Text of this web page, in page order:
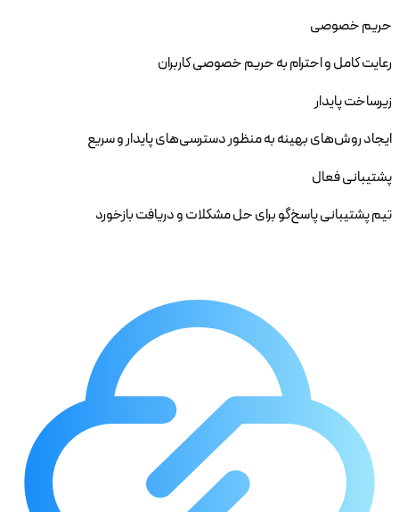
حریم خصوصی
رعایت کامل و احترام به حریم خصوصی کاربران
زیرساخت پایدار
ایجاد روش‌های بهینه به منظور دسترسی‌های پایدار و سریع
پشتیبانی فعال
تیم پشتیبانی پاسخ‌گو برای حل مشکلات و دریافت بازخورد